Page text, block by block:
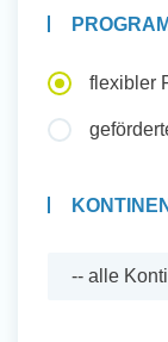
und
flexibler